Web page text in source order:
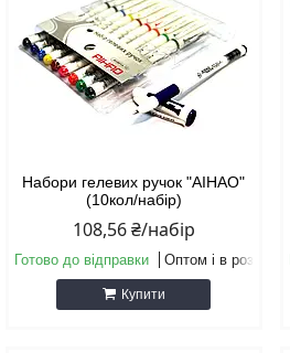
Набори гелевих ручок "AIHAO"
(10кол/набір)
108,56 ₴/набір
Готово до відправки Оптом і в роздріб
Купити